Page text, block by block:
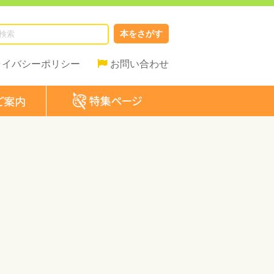
本をさがす
バシーポリシー お問い合わせ